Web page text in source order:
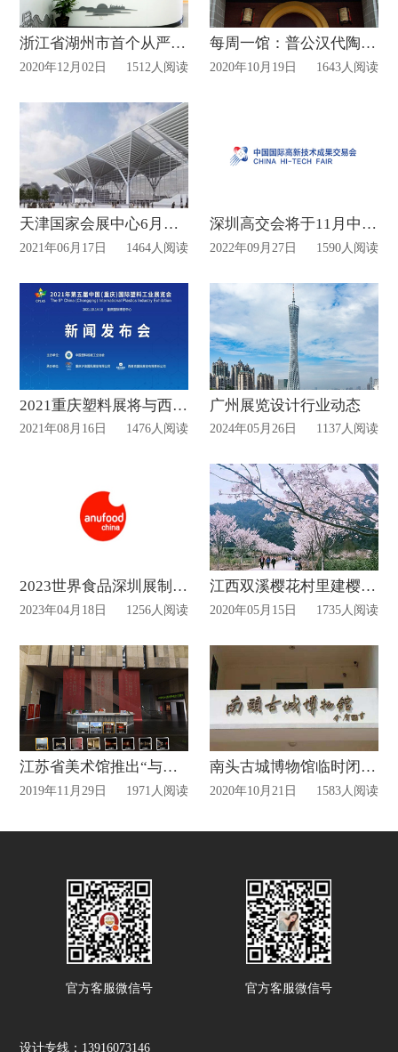
浙江省湖州市首个从严管党治警教育展示厅启用！
2020年12月02日 1512人阅读
每周一馆：普公汉代陶瓷博物馆&八旗博物馆
2020年10月19日 1643人阅读
天津国家会展中心6月将举办首场展会
2021年06月17日 1464人阅读
深圳高交会将于11月中旬开展
2022年09月27日 1590人阅读
2021重庆塑料展将与西部化工展同期举行
2021年08月16日 1476人阅读
广州展览设计行业动态
2024年05月26日 1137人阅读
2023世界食品深圳展制作搭建动态—深圳展台搭建
2023年04月18日 1256人阅读
江西双溪樱花村里建樱花文化展示厅！
2020年05月15日 1735人阅读
江苏省美术馆推出“与共和国同步——江苏油画70年巡礼”vr展厅
2019年11月29日 1971人阅读
南头古城博物馆临时闭馆!
2020年10月21日 1583人阅读
官方客服微信号 官方客服微信号
设计专线：13916073146